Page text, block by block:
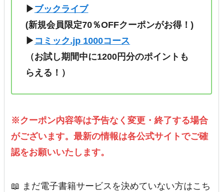
▶ブックライブ
(新規会員限定70％OFFクーポンがお得！)
▶ コミック.jp 1000コース
（お試し期間中に1200円分のポイントも
らえる！ ）
※クーポン内容等は予告なく変更・終了する場合
がございます。最新の情報は各公式サイトでご確
認をお願いいたします。
📖 まだ電子書籍サービスを決めていない方はこち